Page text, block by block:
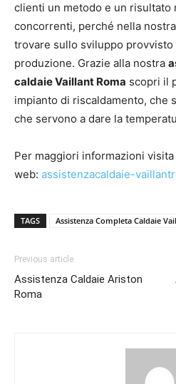
clienti un metodo e un risultato
concorrenti, perché nella
trovare sullo sviluppo provvisto
produzione. Grazie alla nostra
caldaie Vaillant Roma scopri il
impianto di riscaldamento, che
che servono a dare la
Per maggiori informazioni
web: assistenzacaldaie-
TAGS Assistenza Completa Caldaie
Previous article
Assistenza Caldaie Ariston
Roma